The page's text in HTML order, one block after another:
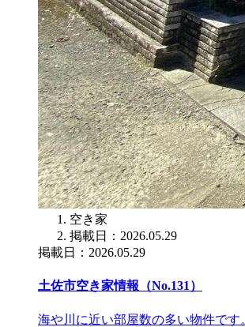
空き家
掲載日：2026.05.29
掲載日：2026.05.29
土佐市空き家情報（No.131）
海や川に近い部屋数の多い物件です